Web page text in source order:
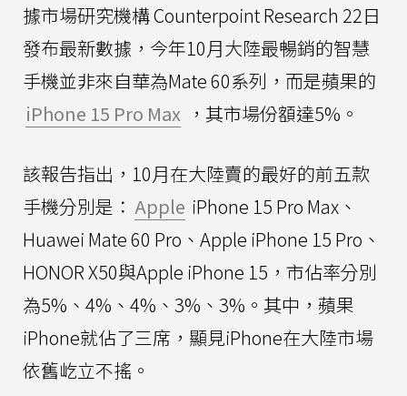
據市場研究機構 Counterpoint Research 22日
發布最新數據，今年10月大陸最暢銷的智慧
手機並非來自華為Mate 60系列，而是蘋果的
iPhone 15 Pro Max ，其市場份額達5%。
該報告指出，10月在大陸賣的最好的前五款
手機分別是： Apple iPhone 15 Pro Max、
Huawei Mate 60 Pro、Apple iPhone 15 Pro、
HONOR X50與Apple iPhone 15，市佔率分別
為5%、4%、4%、3%、3%。其中，蘋果
iPhone就佔了三席，顯見iPhone在大陸市場
依舊屹立不搖。